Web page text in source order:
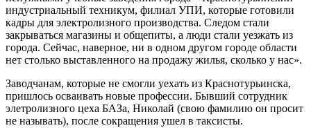
индустриальный техникум, филиал УПИ, которые готовили
кадры для электролизного производства. Следом стали
закрываться магазины и общепиты, а люди стали уезжать из
города. Сейчас, наверное, ни в одном другом городе области
нет столько выставленного на продажу жилья, сколько у нас».
Заводчанам, которые не смогли уехать из Краснотурьинска,
пришлось осваивать новые профессии. Бывший сотрудник
элетролизного цеха БАЗа, Николай (свою фамилию он просит
не называть), после сокращения ушел в таксисты.